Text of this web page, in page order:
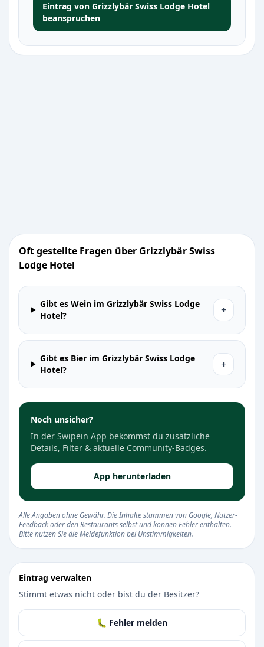
Eintrag von Grizzlybär Swiss Lodge Hotel
beanspruchen
Oft gestellte Fragen über Grizzlybär Swiss
Lodge Hotel
Gibt es Wein im Grizzlybär Swiss Lodge
Hotel?
+
Gibt es Bier im Grizzlybär Swiss Lodge
Hotel?
+
Noch unsicher?
In der Swipein App bekommst du zusätzliche
Details, Filter & aktuelle Community-Badges.
App herunterladen
Alle Angaben ohne Gewähr. Die Inhalte stammen von Google, Nutzer-
Feedback oder den Restaurants selbst und können Fehler enthalten.
Bitte nutzen Sie die Meldefunktion bei Unstimmigkeiten.
Eintrag verwalten
Stimmt etwas nicht oder bist du der Besitzer?
🐛 Fehler melden